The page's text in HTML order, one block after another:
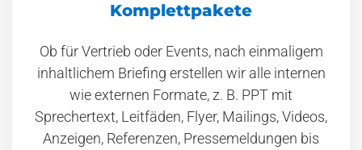
Komplettpakete
Ob für Vertrieb oder Events, nach einmaligem
inhaltlichem Briefing erstellen wir alle internen
wie externen Formate, z. B. PPT mit
Sprechertext, Leitfäden, Flyer, Mailings, Videos,
Anzeigen, Referenzen, Pressemeldungen bis